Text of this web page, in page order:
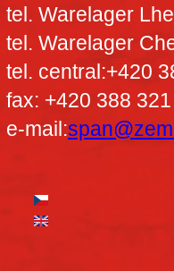
tel. Warelager
tel. Warelager
tel. central:+420
fax: +420 388
e-mail: